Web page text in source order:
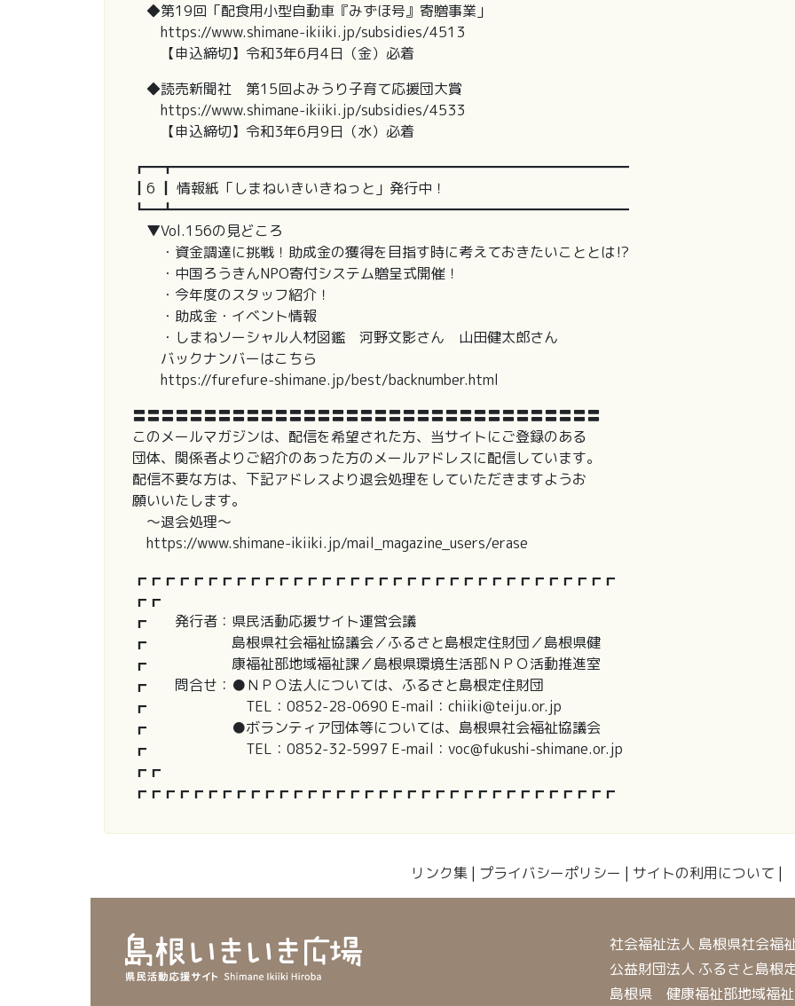
◆第19回「配食用小型自動車『みずほ号』寄贈事業」
https://www.shimane-ikiiki.jp/subsidies/4513
【申込締切】令和3年6月4日（金）必着
◆読売新聞社 第15回よみうり子育て応援団大賞
https://www.shimane-ikiiki.jp/subsidies/4533
【申込締切】令和3年6月9日（水）必着
┏━┳━━━━━━━━━━━━━━━━━━━━━━━━━━━━━━━━
┃6 ┃ 情報紙「しまねいきいきねっと」発行中！
┗━┻━━━━━━━━━━━━━━━━━━━━━━━━━━━━━━━━
▼Vol.156の見どころ
・資金調達に挑戦！助成金の獲得を目指す時に考えておきたいこととは⁉
・中国ろうきんNPO寄付システム贈呈式開催！
・今年度のスタッフ紹介！
・助成金・イベント情報
・しまねソーシャル人材図鑑 河野文影さん 山田健太郎さん
バックナンバーはこちら
https://furefure-shimane.jp/best/backnumber.html
〓〓〓〓〓〓〓〓〓〓〓〓〓〓〓〓〓〓〓〓〓〓〓〓〓〓〓〓〓〓〓〓〓
このメールマガジンは、配信を希望された方、当サイトにご登録のある
団体、関係者よりご紹介のあった方のメールアドレスに配信しています。
配信不要な方は、下記アドレスより退会処理をしていただきますようお
願いいたします。
～退会処理～
https://www.shimane-ikiiki.jp/mail_magazine_users/erase
┏┏┏┏┏┏┏┏┏┏┏┏┏┏┏┏┏┏┏┏┏┏┏┏┏┏┏┏┏┏┏┏┏┏
┏┏
┏ 発行者：県民活動応援サイト運営会議
┏ 島根県社会福祉協議会／ふるさと島根定住財団／島根県健
┏ 康福祉部地域福祉課／島根県環境生活部ＮＰＯ活動推進室
┏ 問合せ：●ＮＰＯ法人については、ふるさと島根定住財団
┏ TEL：0852-28-0690 E-mail：chiiki@teiju.or.jp
┏ ●ボランティア団体等については、島根県社会福祉協議会
┏ TEL：0852-32-5997 E-mail：voc@fukushi-shimane.or.jp
┏┏
┏┏┏┏┏┏┏┏┏┏┏┏┏┏┏┏┏┏┏┏┏┏┏┏┏┏┏┏┏┏┏┏┏┏
リンク集| プライバシーポリシー | サイトの利用について |
社会福祉法人 島根県社会福
公益財団法人 ふるさと島根
島根県 健康福祉部地域福